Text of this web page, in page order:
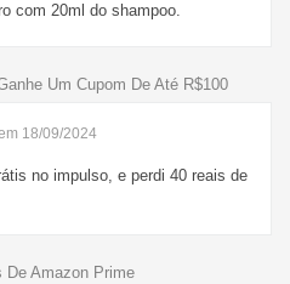
com 20ml do shampoo.
Um Cupom De Até R$100
18/09/2024
no impulso, e perdi 40 reais de
De Amazon Prime